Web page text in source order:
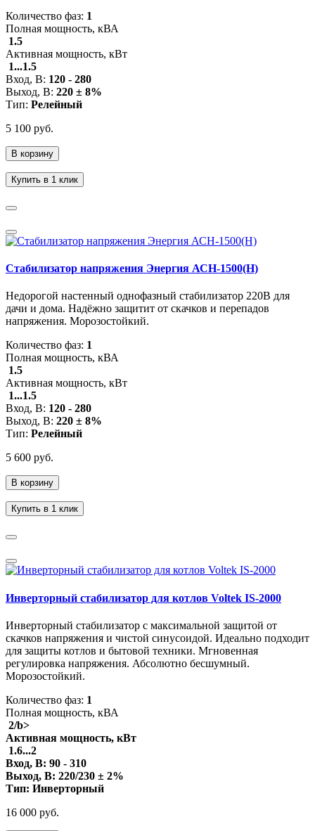
Количество фаз: 1
Полная мощность, кВА
1.5
Активная мощность, кВт
1...1.5
Вход, В: 120 - 280
Выход, В: 220 ± 8%
Тип: Релейный
5 100 руб.
В корзину
Купить в 1 клик
Стабилизатор напряжения Энергия АСН-1500(Н)
Недорогой настенный однофазный стабилизатор 220В для
дачи и дома. Надёжно защитит от скачков и перепадов
напряжения. Морозостойкий.
Количество фаз: 1
Полная мощность, кВА
1.5
Активная мощность, кВт
1...1.5
Вход, В: 120 - 280
Выход, В: 220 ± 8%
Тип: Релейный
5 600 руб.
В корзину
Купить в 1 клик
Инверторный стабилизатор для котлов Voltek IS-2000
Инверторный стабилизатор с максимальной защитой от
скачков напряжения и чистой синусоидой. Идеально подходит
для защиты котлов и бытовой техники. Мгновенная
регулировка напряжения. Абсолютно бесшумный.
Морозостойкий.
Количество фаз: 1
Полная мощность, кВА
2/b>
Активная мощность, кВт
1.6...2
Вход, В: 90 - 310
Выход, В: 220/230 ± 2%
Тип: Инверторный
16 000 руб.